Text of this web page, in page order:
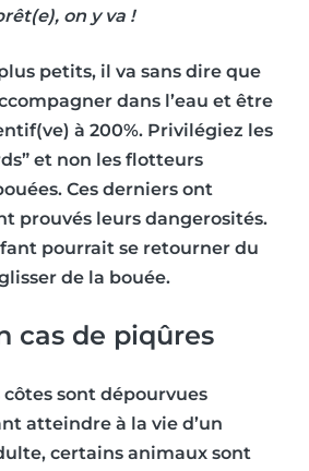
on y va !
petits, il va sans dire que
dans l’eau et être
à 200%. Privilégiez les
” et non les flotteurs
Ces derniers ont
prouvés leurs dangerosités.
pourrait se retourner du
de la bouée.
cas de piqûres
côtes sont dépourvues
atteindre à la vie d’un
certains animaux sont